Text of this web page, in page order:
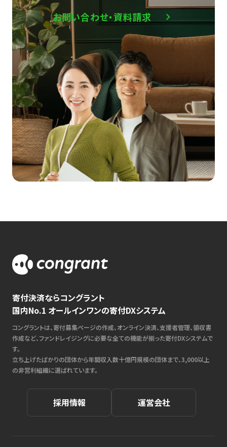
お問い合わせ・資料請求
寄付決済ならコングラント
国内No.1 オールインワンの寄付DXシステム
コングラントは、寄付募集ページの作成、オンライン決済、支援者管理、領収書
作成など、ファンドレイジングに必要な全ての機能が揃った寄付DXシステムで
す。
立ち上げたばかりの団体から年間収入数十億円規模の団体まで、3,000以上
の非営利組織に選ばれています。
採用情報 運営会社